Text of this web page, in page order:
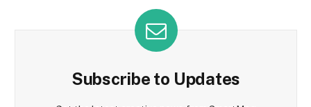
Subscribe to Updates